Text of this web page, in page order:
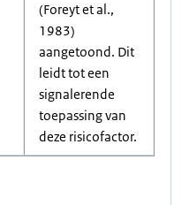
(Foreyt et al.,
1983)
aangetoond. Dit
leidt tot een
signalerende
toepassing van
deze risicofactor.